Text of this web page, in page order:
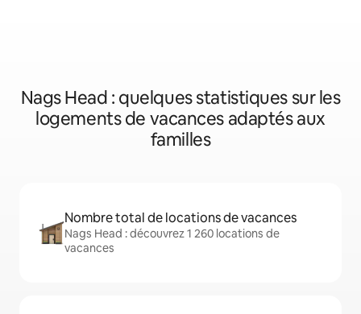
Nags Head : quelques statistiques sur les
logements de vacances adaptés aux
familles
Nombre total de locations de vacances
Nags Head : découvrez 1 260 locations de
vacances